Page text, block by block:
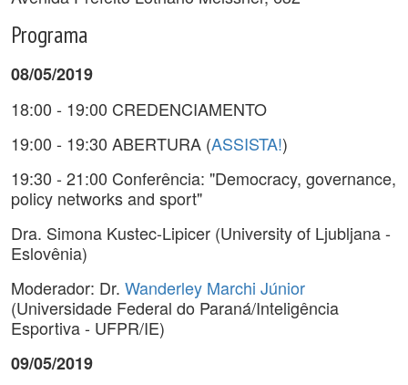
Programa
08/05/2019
18:00 - 19:00 CREDENCIAMENTO
19:00 - 19:30 ABERTURA (ASSISTA!)
19:30 - 21:00 Conferência: "Democracy, governance,
policy networks and sport"
Dra. Simona Kustec-Lipicer (University of Ljubljana -
Eslovênia)
Moderador: Dr. Wanderley Marchi Júnior
(Universidade Federal do Paraná/Inteligência
Esportiva - UFPR/IE)
09/05/2019